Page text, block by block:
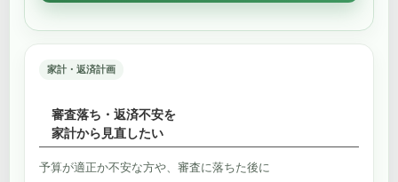
家計・返済計画
審査落ち・返済不安を
家計から見直したい
予算が適正か不安な方や、審査に落ちた後に